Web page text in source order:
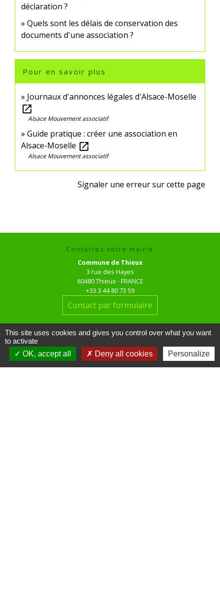
déclaration ?
Quels sont les délais de conservation des
documents d'une association ?
Pour en savoir plus
Journaux d'annonces légales d'Alsace-Moselle
open_in_new
Alsace Mouvement associatif
Guide pratique : créer une association en
Alsace-Moselle open_in_new
Alsace Mouvement associatif
Signaler une erreur sur cette page
Contactez votre mairie
Commune de Thieux
3 rue des Hayes
60480 Thieux - FRANCE
+33 3 44 80 73 59
Contact par formulaire
Horaires d'ouverture au public
le jeudi de 16h00 à 17h00
This site uses cookies and gives you control over what you want
to activate
OK, accept all
Deny all cookies Personalize